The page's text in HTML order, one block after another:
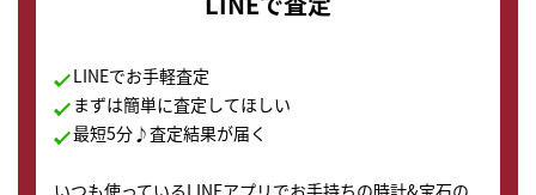
LINEでお手軽査定
まずは簡単に査定してほしい
最短5分♪査定結果が届く